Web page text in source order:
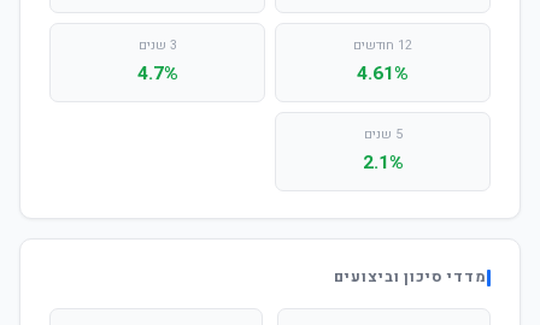
12 חודשים
4.61%
3 שנים
4.7%
5 שנים
2.1%
מדדי סיכון וביצועים